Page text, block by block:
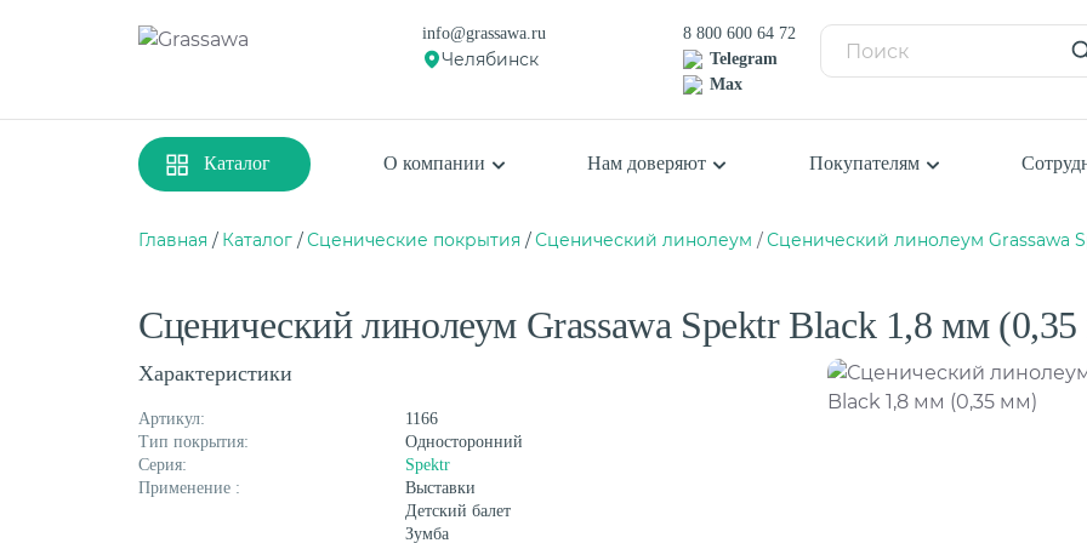
info@grassawa.ru
8 800 600 64 72
Telegram
Челябинск
Max
Каталог О компании Нам доверяют Покупателям
Спортивная
Декоративная
Цветная
Высокая
Монофиламентная
Главная Каталог Сценические покрытия Сценический линолеум Сценический линолеум Grassawa
Сценический линолеум Grassawa Spektr Black 1,8 мм
Характеристики
Артикул:
1166
Тип покрытия:
Односторонний
Серия:
Spektr
Применение :
Выставки
Детский балет
Зумба